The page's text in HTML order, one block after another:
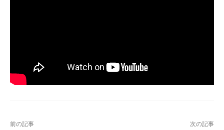
前の記事 次の記事